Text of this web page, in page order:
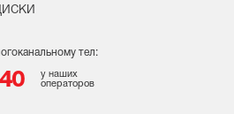
тел:
у наших
операторов